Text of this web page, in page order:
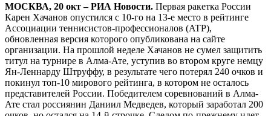
МОСКВА, 20 окт – РИА Новости. Первая ракетка России
Карен Хачанов опустился с 10-го на 13-е место в рейтинге
Ассоциации теннисистов-профессионалов (ATP),
обновленная версия которого опубликована на сайте
организации. На прошлой неделе Хачанов не сумел защитить
титул на турнире в Алма-Ате, уступив во втором круге немцу
Ян-Леннарду Штруффу, в результате чего потерял 240 очков и
покинул топ-10 мирового рейтинга, в котором не осталось
представителей России. Победителем соревнований в Алма-
Ате стал россиянин Даниил Медведев, который заработал 200